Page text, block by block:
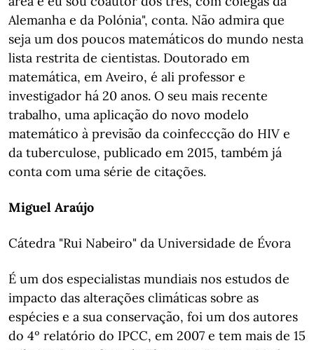
Alemanha e da Polónia", conta. Não admira que
seja um dos poucos matemáticos do mundo nesta
lista restrita de cientistas. Doutorado em
matemática, em Aveiro, é ali professor e
investigador há 20 anos. O seu mais recente
trabalho, uma aplicação do novo modelo
matemático à previsão da coinfeccção do HIV e
da tuberculose, publicado em 2015, também já
conta com uma série de citações.
Miguel Araújo
Cátedra "Rui Nabeiro" da Universidade de Évora
É um dos especialistas mundiais nos estudos de
impacto das alterações climáticas sobre as
espécies e a sua conservação, foi um dos autores
do 4º relatório do IPCC, em 2007 e tem mais de 15